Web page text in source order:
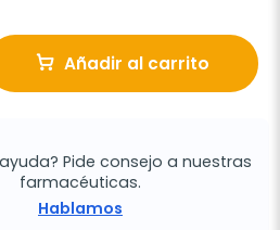
Añadir al carrito
Pide consejo a nuestras
farmacéuticas.
Hablamos